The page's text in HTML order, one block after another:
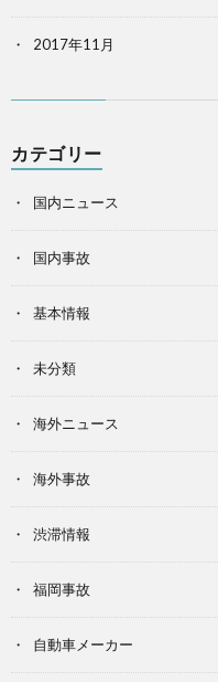
2017年11月
カテゴリー
国内ニュース
国内事故
基本情報
未分類
海外ニュース
海外事故
渋滞情報
福岡事故
自動車メーカー